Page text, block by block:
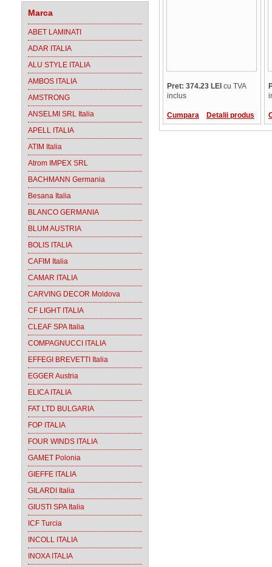
Marca
ABET LAMINATI
ADAR ITALIA
ALU STYLE ITALIA
AMBOS ITALIA
AMSTRONG
ANSELMI SRL Italia
APELL ITALIA
ATIM Italia
Atrom IMPEX SRL
BACHMANN Germania
Besana Italia
BLANCO GERMANIA
BLUM AUSTRIA
BOLIS ITALIA
CAFIM Italia
CAMAR ITALIA
CARVING DECOR Moldova
CF LIGHT ITALIA
CLEAF SPA Italia
COMPAGNUCCI ITALIA
EFFEGI BREVETTI Italia
EGGER Austria
ELICA ITALIA
FAT LTD BULGARIA
FOP ITALIA
FOUR WINDS ITALIA
GAMET Polonia
GIEFFE ITALIA
GILARDI Italia
GIUSTI SPA Italia
ICF Turcia
INCOLL ITALIA
INOXA ITALIA
Pret: 374.23 LEI cu TVA
inclus
Cumpara Detalii produs